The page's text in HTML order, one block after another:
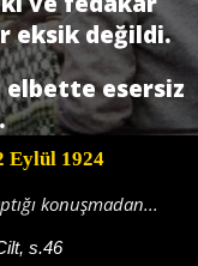
eksik değildi.
elbette esersiz
Eylül 1924
konuşmadan...
s.46